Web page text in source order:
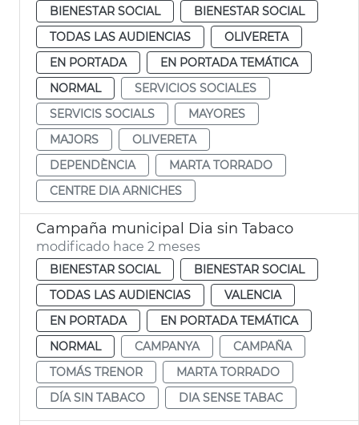
BIENESTAR SOCIAL
BIENESTAR SOCIAL
TODAS LAS AUDIENCIAS
OLIVERETA
EN PORTADA
EN PORTADA TEMÁTICA
NORMAL
SERVICIOS SOCIALES
SERVICIS SOCIALS
MAYORES
MAJORS
OLIVERETA
DEPENDÈNCIA
MARTA TORRADO
CENTRE DIA ARNICHES
Campaña municipal Dia sin Tabaco
modificado hace 2 meses
BIENESTAR SOCIAL
BIENESTAR SOCIAL
TODAS LAS AUDIENCIAS
VALENCIA
EN PORTADA
EN PORTADA TEMÁTICA
NORMAL
CAMPANYA
CAMPAÑA
TOMÁS TRENOR
MARTA TORRADO
DÍA SIN TABACO
DIA SENSE TABAC